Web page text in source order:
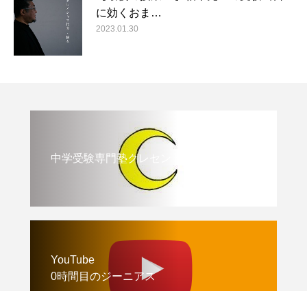
に効くおま…
2023.01.30
中学受験専門塾クレセント
YouTube
0時間目のジーニアス